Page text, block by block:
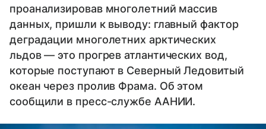
проанализировав многолетний массив
данных, пришли к выводу: главный фактор
деградации многолетних арктических
льдов — это прогрев атлантических вод,
которые поступают в Северный Ледовитый
океан через пролив Фрама. Об этом
сообщили в пресс-службе ААНИИ.